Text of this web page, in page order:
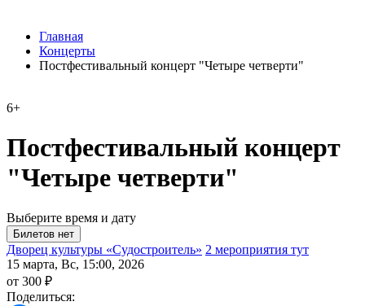
Главная
Концерты
Постфестивальный концерт "Четыре четверти"
6+
Постфестивальный концерт
"Четыре четверти"
Выберите время и дату
Дворец культуры «Судостроитель» 2 мероприятия тут
15 марта, Вс, 15:00, 2026
от 300 ₽
Поделиться: